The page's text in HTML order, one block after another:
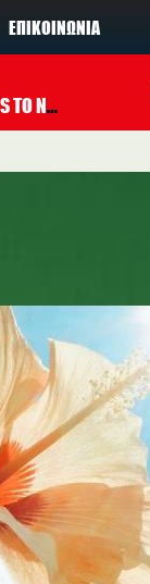
ΕΠΙΚΟΙΝΩΝΊΑ
KISS MUSIC NON STOP, ΜΕ 55 ΛΕΠΤΑ 90S TO NOW ΚΑΘΕ ΩΡΑ